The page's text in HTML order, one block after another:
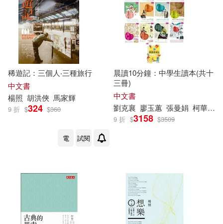
稀遊記：三個人‧三種旅行
中文書
楊照 胡洪俠 馬家輝
9 折 $324 $360
電 試閱
晨讀10分鐘：中學生讀本(共十
三冊)
中文書
劉克襄 廖玉蕙 張曼娟 柯華葳
9 折 $3158 $3509